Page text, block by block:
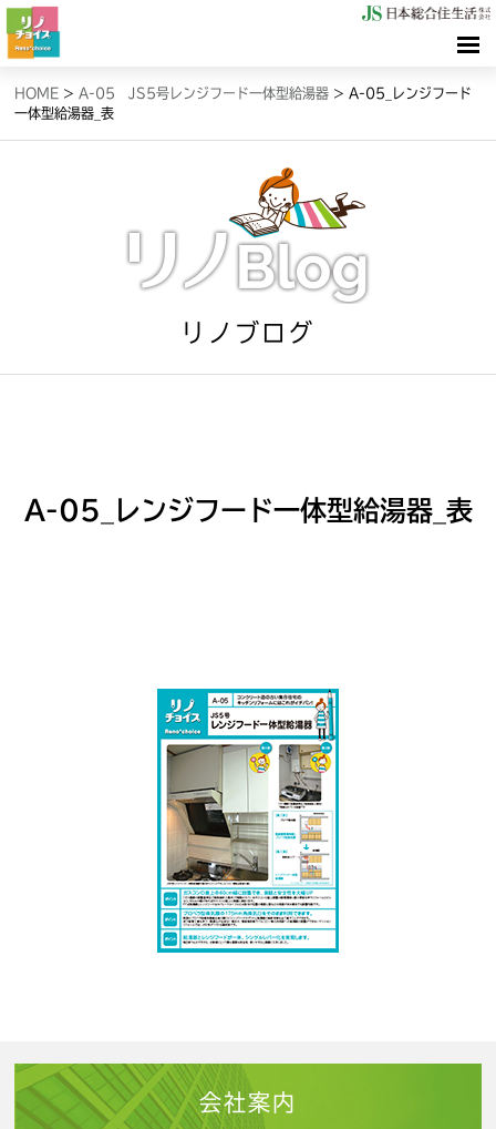
HOME
HOME > A-05 JS5号レンジフード一体型給湯器 > A-05_レンジフード
一体型給湯器_表
リノブログ
A-05_レンジフード一体型給湯器_表
会社案内